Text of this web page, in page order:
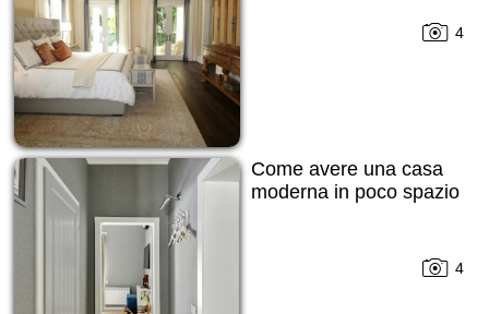
4
Come avere una casa
moderna in poco spazio
4